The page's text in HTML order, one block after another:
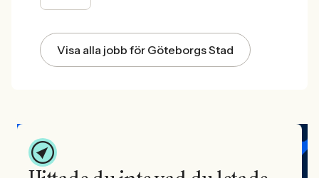
Visa alla jobb för Göteborgs Stad